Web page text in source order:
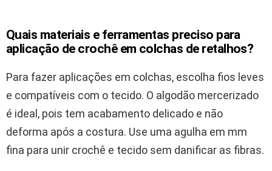
Quais materiais e ferramentas preciso para
aplicação de crochê em colchas de retalhos?
Para fazer aplicações em colchas, escolha fios leves
e compatíveis com o tecido. O algodão mercerizado
é ideal, pois tem acabamento delicado e não
deforma após a costura. Use uma agulha em mm
fina para unir crochê e tecido sem danificar as fibras.